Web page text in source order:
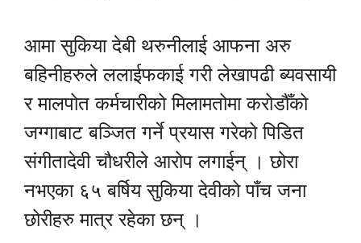
आमा सुकिया देबी थरुनीलाई आफना अरु
बहिनीहरुले ललाईफकाई गरी लेखापढी ब्यवसायी
र मालपोत कर्मचारीको मिलामतोमा करोडौँको
जग्गाबाट बञ्जित गर्ने प्रयास गरेको पिडित
संगीतादेवी चौधरीले आरोप लगाईन् । छोरा
नभएका ६५ बर्षिय सुकिया देवीको पाँच जना
छोरीहरु मात्र रहेका छन् ।